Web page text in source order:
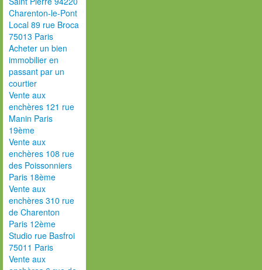
Charenton-le-Pont
Local 89 rue Broca
75013 Paris
Acheter un bien
immobilier en
passant par un
courtier
Vente aux
enchères 121 rue
Manin Paris
19ème
Vente aux
enchères 108 rue
des Poissonniers
Paris 18ème
Vente aux
enchères 310 rue
de Charenton
Paris 12ème
Studio rue Basfroi
75011 Paris
Vente aux